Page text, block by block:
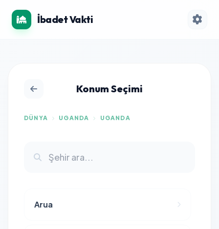
İbadet Vakti
Konum Seçimi
DÜNYA UGANDA UGANDA
Arua